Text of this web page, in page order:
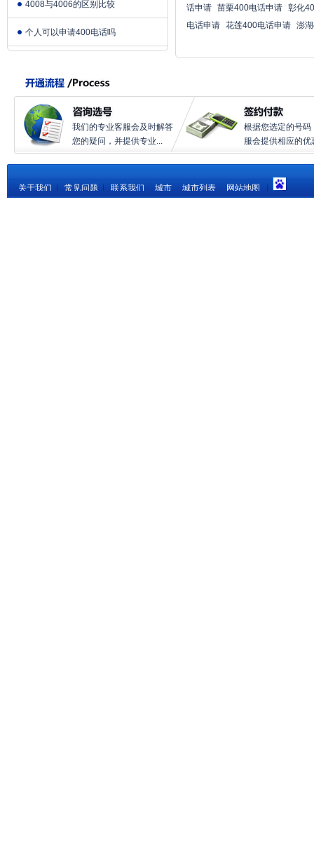
4008与4006的区别比较
个人可以申请400电话吗
话申请 苗栗400电话申请 彰化
电话申请 花莲400电话申请 澎
我们的专业客服会及时解答
您的疑问，并提供专业...
根据您选定的号码
服会提供相应的优
关于我们 常见问题 联系我们 城市 城市列表 网站地图